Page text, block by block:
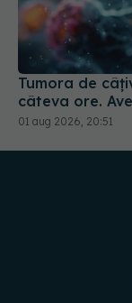
Tumora de
câteva ore.
01 aug 2026, 20:51